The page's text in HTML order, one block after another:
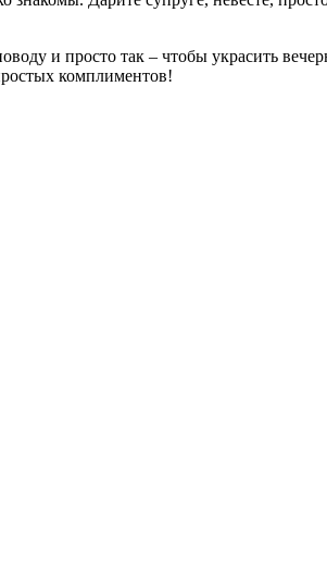
и просто так – чтобы украсить
комплиментов!